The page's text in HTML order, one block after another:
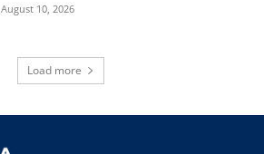
August 10, 2026
Load more